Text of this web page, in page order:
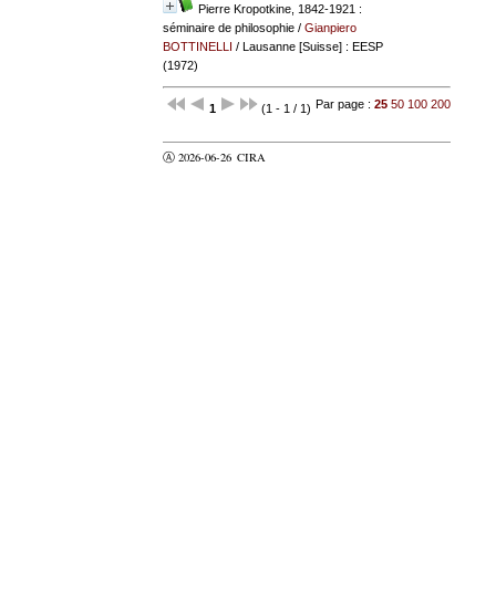
Pierre Kropotkine, 1842-1921 :
séminaire de philosophie/ Gianpiero
BOTTINELLI / Lausanne [Suisse] : EESP
(1972)
1 (1 - 1 / 1) Par page : 25 50 100 200
Ⓐ 2026-06-26 CIRA